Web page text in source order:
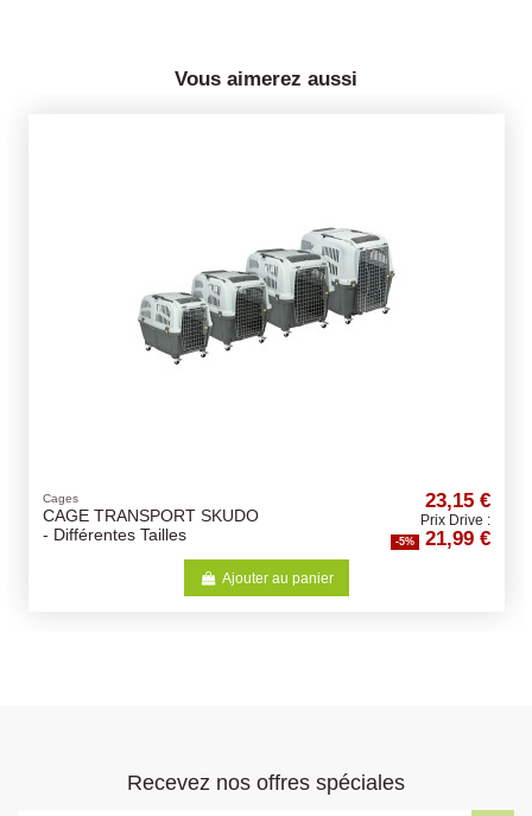
Vous aimerez aussi
Cages
CAGE TRANSPORT SKUDO
- Différentes Tailles
23,15 €
Prix Drive :
-5% 21,99 €
Ajouter au panier
Recevez nos offres spéciales